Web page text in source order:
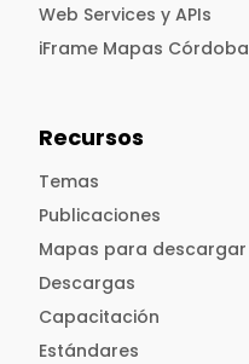
Web Services y APIs
iFrame Mapas Córdoba
Recursos
Temas
Publicaciones
Mapas para descargar
Descargas
Capacitación
Estándares